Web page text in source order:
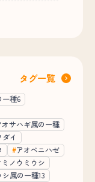
タグ一覧
一種6
オサハギ属の一種
イ
アオベニハゼ
ミノウミウシ
属の一種13